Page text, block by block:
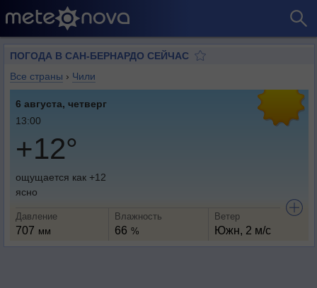
ПОГОДА В САН-БЕРНАРДО СЕЙЧАС
Все страны › Чили
6 августа, четверг
13:00
+12°
ощущается как +12
ясно
Давление
707 мм
Влажность
66 %
Ветер
Южн, 2 м/с